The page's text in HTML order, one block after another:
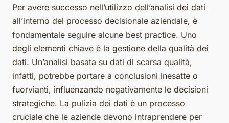
Per avere successo nell’utilizzo dell’analisi dei dati
all’interno del processo decisionale aziendale, è
fondamentale seguire alcune best practice. Uno
degli elementi chiave è la gestione della qualità dei
dati. Un’analisi basata su dati di scarsa qualità,
infatti, potrebbe portare a conclusioni inesatte o
fuorvianti, influenzando negativamente le decisioni
strategiche. La pulizia dei dati è un processo
cruciale che le aziende devono intraprendere per